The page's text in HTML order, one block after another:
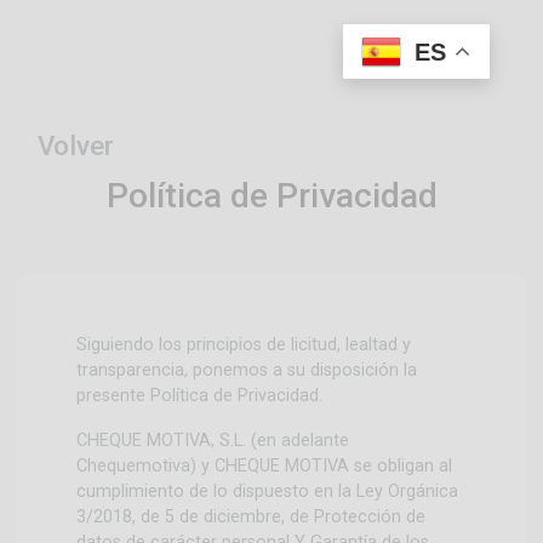
ES
Volver
Política de Privacidad
Siguiendo los principios de licitud, lealtad y
transparencia, ponemos a su disposición la
presente Política de Privacidad.
CHEQUE MOTIVA, S.L. (en adelante
Chequemotiva) y CHEQUE MOTIVA se obligan al
cumplimiento de lo dispuesto en la Ley Orgánica
3/2018, de 5 de diciembre, de Protección de